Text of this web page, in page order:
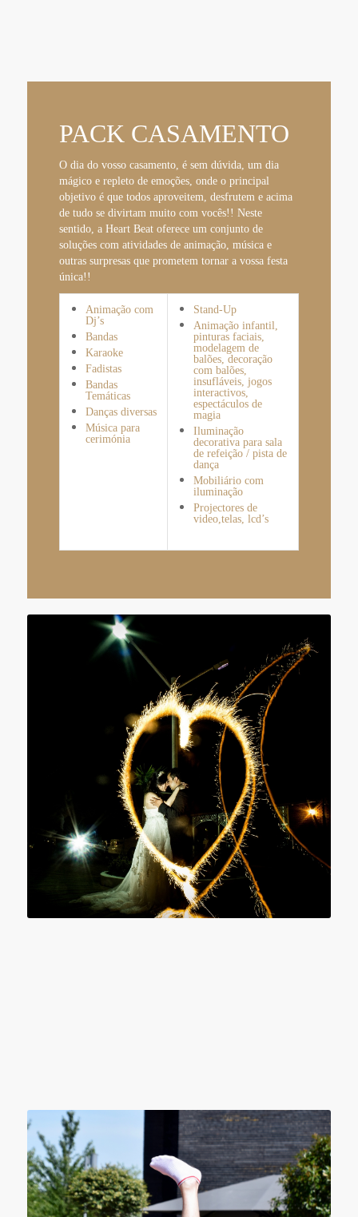
PACK CASAMENTO
O dia do vosso casamento, é sem dúvida, um dia
mágico e repleto de emoções, onde o principal
objetivo é que todos aproveitem, desfrutem e acima
de tudo se divirtam muito com vocês!! Neste
sentido, a Heart Beat oferece um conjunto de
soluções com atividades de animação, música e
outras surpresas que prometem tornar a vossa festa
única!!
Animação com
Dj’s
Bandas
Karaoke
Fadistas
Bandas
Temáticas
Danças diversas
Música para
cerimónia
Stand-Up
Animação infantil,
pinturas faciais,
modelagem de
balões, decoração
com balões,
insufláveis, jogos
interactivos,
espectáculos de
magia
Iluminação
decorativa para sala
de refeição / pista de
dança
Mobiliário com
iluminação
Projectores de
video,telas, lcd’s